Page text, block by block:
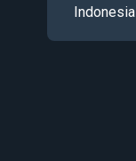
Indonesia